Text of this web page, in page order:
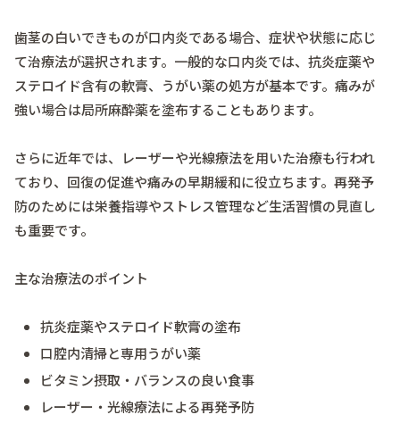
歯茎の白いできものが口内炎である場合、症状や状態に応じ
て治療法が選択されます。一般的な口内炎では、抗炎症薬や
ステロイド含有の軟膏、うがい薬の処方が基本です。痛みが
強い場合は局所麻酔薬を塗布することもあります。
さらに近年では、レーザーや光線療法を用いた治療も行われ
ており、回復の促進や痛みの早期緩和に役立ちます。再発予
防のためには栄養指導やストレス管理など生活習慣の見直し
も重要です。
主な治療法のポイント
抗炎症薬やステロイド軟膏の塗布
口腔内清掃と専用うがい薬
ビタミン摂取・バランスの良い食事
レーザー・光線療法による再発予防